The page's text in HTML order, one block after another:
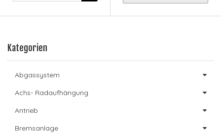
Kategorien
Abgassystem
Achs- Radaufhängung
Antrieb
Bremsanlage